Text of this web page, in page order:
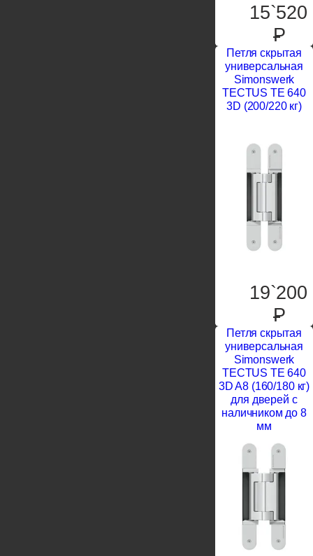
15`520
P
Петля скрытая
универсальная
Simonswerk
TECTUS TE 640
3D (200/220 кг)
19`200
P
Петля скрытая
универсальная
Simonswerk
TECTUS TE 640
3D A8 (160/180 кг)
для дверей с
наличником до 8
мм